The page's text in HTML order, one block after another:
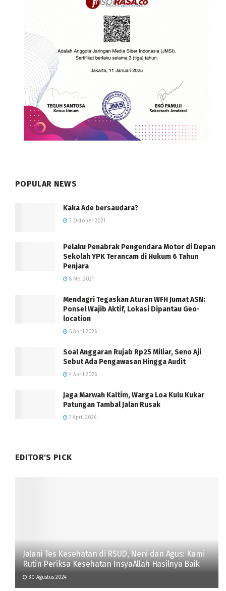
POPULAR NEWS
Kaka Ade bersaudara?
3 Oktober 2021
Pelaku Penabrak Pengendara Motor di Depan
Sekolah YPK Terancam di Hukum 6 Tahun
Penjara
8 Mei 2021
Mendagri Tegaskan Aturan WFH Jumat ASN:
Ponsel Wajib Aktif, Lokasi Dipantau Geo-
location
5 April 2026
Soal Anggaran Rujab Rp25 Miliar, Seno Aji
Sebut Ada Pengawasan Hingga Audit
4 April 2026
Jaga Marwah Kaltim, Warga Loa Kulu Kukar
Patungan Tambal Jalan Rusak
7 April 2026
EDITOR'S PICK
Jalani Tes Kesehatan di RSUD, Neni dan Agus: Kami
Rutin Periksa Kesehatan InsyaAllah Hasilnya Baik
30 Agustus 2024